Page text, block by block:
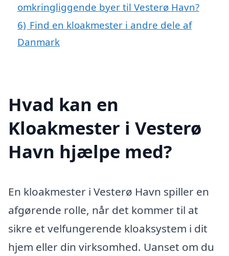
omkringliggende byer til Vesterø Havn?
6) Find en kloakmester i andre dele af
Danmark
Hvad kan en
Kloakmester i Vesterø
Havn hjælpe med?
En kloakmester i Vesterø Havn spiller en
afgørende rolle, når det kommer til at
sikre et velfungerende kloaksystem i dit
hjem eller din virksomhed. Uanset om du